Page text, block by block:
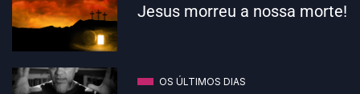
Jesus morreu a nossa morte!
OS ÚLTIMOS DIAS